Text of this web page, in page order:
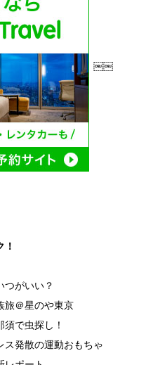
￼￼
つがいい？
旅＠星のや東京
で虫探し！
ス発散の運動おもちゃ